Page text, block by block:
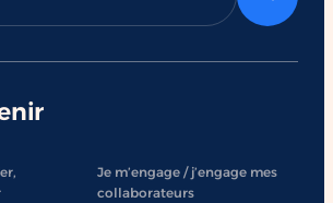
Je m’engage / j’engage mes
collaborateurs